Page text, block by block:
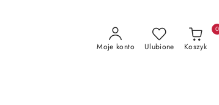
Moje konto Ulubione Koszyk
0